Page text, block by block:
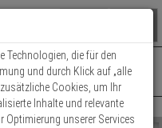
ist momentan leer.
Fertig
16:30 | Fr.: 8:00 - 14:00 Uhr
Technologien, die für den
und durch Klick auf „alle
Cookies, um Ihr
Inhalte und relevante
Optimierung unserer Services